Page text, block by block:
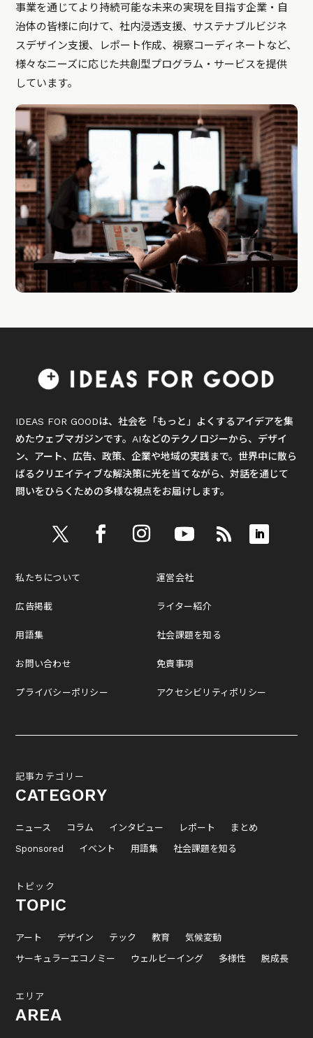
事業を通じてより持続可能な未来の実現を目指す企業・自
治体の皆様に向けて、社内浸透支援、サステナブルビジネ
スデザイン支援、レポート作成、視察コーディネートなど、
様々なニーズに応じた共創型プログラム・サービスを提供
しています。
IDEAS FOR GOODは、社会を「もっと」よくするアイデアを集
めたウェブマガジンです。AIなどのテクノロジーから、デザイ
ン、アート、広告、政策、企業や地域の実践まで。世界中に散ら
ばるクリエイティブな解決策に光を当てながら、対話を通じて
問いをひらくための多様な視点をお届けします。
私たちについて
広告掲載
用語集
お問い合わせ
プライバシーポリシー
運営会社
ライター紹介
社会課題を知る
免責事項
アクセシビリティポリシー
記事カテゴリー
CATEGORY
ニュース コラム インタビュー レポート
まとめ
Sponsored
イベント 用語集 社会課題を知る
トピック
TOPIC
アート デザイン テック 教育
気候変動
サーキュラーエコノミー
ウェルビーイング 多様性 脱成長
エリア
AREA